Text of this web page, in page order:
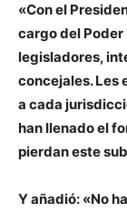
«Con el
cargo del
legisladores,
concejales. Les
a cada
han llenado el
pierdan este
Y añadió: «No